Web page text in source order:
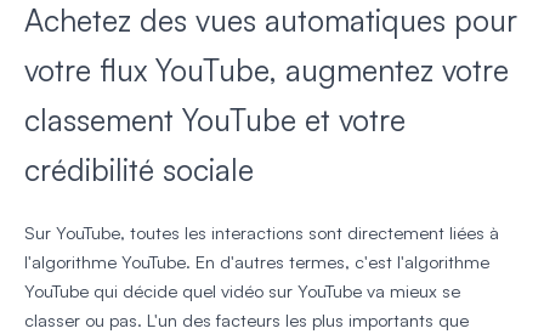
Achetez des vues automatiques pour
votre flux YouTube, augmentez votre
classement YouTube et votre
crédibilité sociale
Sur YouTube, toutes les interactions sont directement liées à
l'algorithme YouTube. En d'autres termes, c'est l'algorithme
YouTube qui décide quel vidéo sur YouTube va mieux se
classer ou pas. L'un des facteurs les plus importants que